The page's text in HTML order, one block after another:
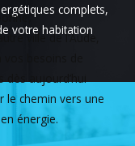
complets,
votre habitation
ville de l’Aude,
besoins de
dès aujourd’hui
le chemin vers une
énergie.